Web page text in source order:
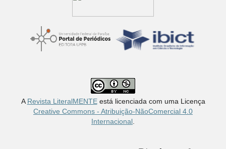
A Revista LiteralMENTEestá licenciada com uma Licença
Creative Commons - Atribuição-NãoComercial 4.0
Internacional